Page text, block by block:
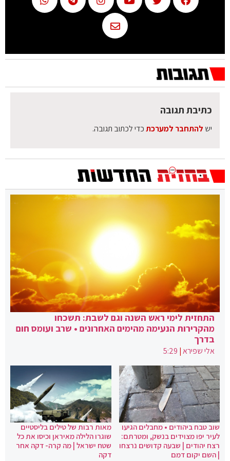
כתיבת תגובה
יש להתחבר למערכתכדי לכתוב תגובה.
התחזית לימי ראש השנה וגם לשבת: תשכחו
מהקרירות הנעימה מהימים האחרונים • שרב ועומס חום
בדרך
אלי שפירא|
5:29
שוב טבח ביהודים • מחבלים הגיעו
לעיר יפו מצוידים בנשק, ומטרתם:
רצח יהודים | שבעה קדושים נרצחו
| השם יקום דמם
מאות רבות של טילים בליסטיים
שוגרו הלילה מאיראן וכיסו את כל
שטח ישראל | מה קרה- דקה אחר
דקה